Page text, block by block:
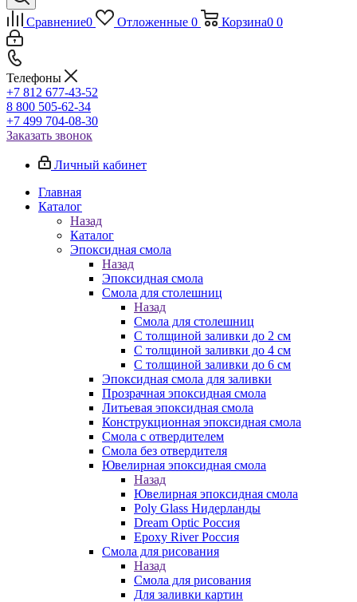
Сравнение0 Отложенные 0 Корзина0 0
Телефоны
+7 812 677-43-52
8 800 505-62-34
+7 499 704-08-30
Заказать звонок
Личный кабинет
Главная
Каталог
Назад
Каталог
Эпоксидная смола
Назад
Эпоксидная смола
Смола для столешниц
Назад
Смола для столешниц
С толщиной заливки до 2 см
С толщиной заливки до 4 см
С толщиной заливки до 6 см
Эпоксидная смола для заливки
Прозрачная эпоксидная смола
Литьевая эпоксидная смола
Конструкционная эпоксидная смола
Смола с отвердителем
Смола без отвердителя
Ювелирная эпоксидная смола
Назад
Ювелирная эпоксидная смола
Poly Glass Нидерланды
Dream Optic Россия
Epoxy River Россия
Смола для рисования
Назад
Смола для рисования
Для заливки картин